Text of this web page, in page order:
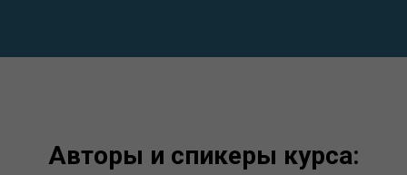
Авторы и спикеры курса: